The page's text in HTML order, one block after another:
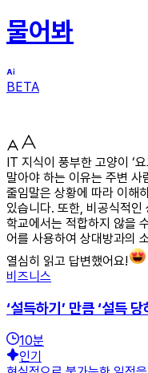
물어봐
BETA
IT 지식이 풍부한 고양이 ‘
말아야 하는 이유는 주변
줄임말은 상황에 따라 이해
있습니다. 또한, 비공식적
학교에서는 적합하지 않을
어를 사용하여 상대방과의
열심히 읽고 답변했어요!
비즈니스
‘설득하기’ 만큼 ‘설득
10분
인기